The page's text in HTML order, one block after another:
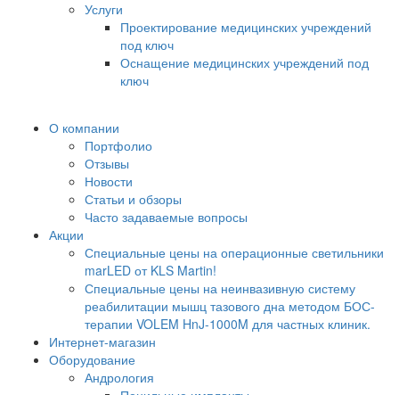
Услуги
Проектирование медицинских учреждений
под ключ
Оснащение медицинских учреждений под
ключ
О компании
Портфолио
Отзывы
Новости
Статьи и обзоры
Часто задаваемые вопросы
Акции
Специальные цены на операционные светильники
marLED от KLS Martin!
Специальные цены на неинвазивную систему
реабилитации мышц тазового дна методом БОС-
терапии VOLEM HnJ-1000M для частных клиник.
Интернет-магазин
Оборудование
Андрология